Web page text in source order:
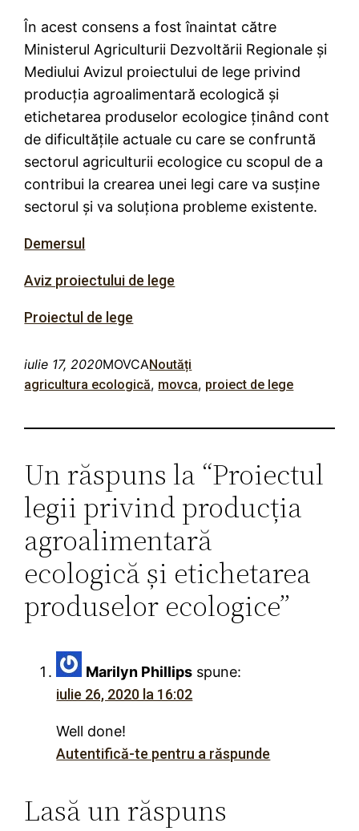
În acest consens a fost înaintat către
Ministerul Agriculturii Dezvoltării Regionale și
Mediului Avizul proiectului de lege privind
producția agroalimentară ecologică și
etichetarea produselor ecologice ținând cont
de dificultățile actuale cu care se confruntă
sectorul agriculturii ecologice cu scopul de a
contribui la crearea unei legi care va susține
sectorul și va soluționa probleme existente.
Demersul
Aviz proiectului de lege
Proiectul de lege
iulie 17, 2020MOVCANoutăți
agricultura ecologică, movca, proiect de lege
Un răspuns la “Proiectul
legii privind producția
agroalimentară
ecologică și etichetarea
produselor ecologice”
Marilyn Phillips spune:
iulie 26, 2020 la 16:02
Well done!
Autentifică-te pentru a răspunde
Lasă un răspuns